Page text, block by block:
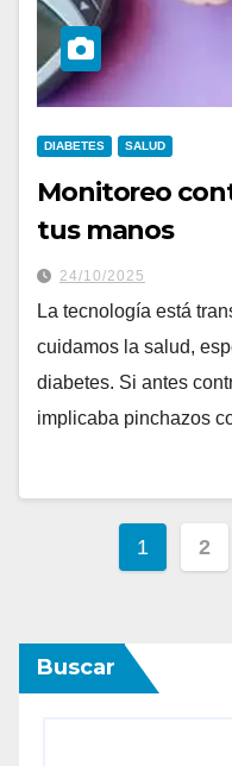
DIABETES SALUD
Monitoreo
tus manos
24/10/2025
La tecnología está
cuidamos la salud,
diabetes. Si antes
implicaba pinchazos
1 2
Buscar